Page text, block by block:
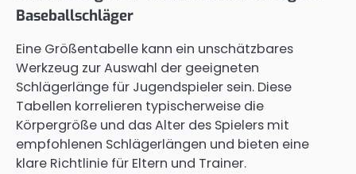
Baseballschläger
Eine Größentabelle kann ein unschätzbares
Werkzeug zur Auswahl der geeigneten
Schlägerlänge für Jugendspieler sein. Diese
Tabellen korrelieren typischerweise die
Körpergröße und das Alter des Spielers mit
empfohlenen Schlägerlängen und bieten eine
klare Richtlinie für Eltern und Trainer.